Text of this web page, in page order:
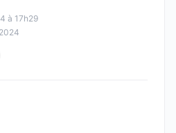
à 17h29